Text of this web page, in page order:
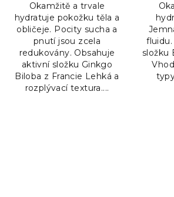
z
5
hvězdiček.
Okamžitě a trvale
hydratuje pokožku těla a
obličeje. Pocity sucha a
pnutí jsou zcela
redukovány. Obsahuje
aktivní složku Ginkgo
Biloba z Francie Lehká a
rozplývací textura....
složku